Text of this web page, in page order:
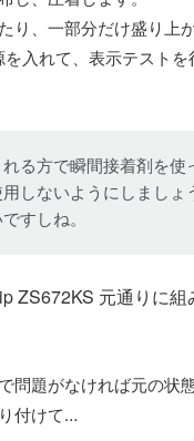
り、一部分だけ盛り上
を入れて、表示テスト
る方で瞬間接着剤を
しないようにしましょ
すしね。
問題がなければ元の状
付けて…